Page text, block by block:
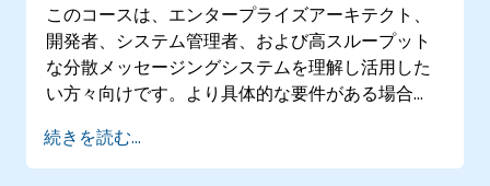
このコースは、エンタープライズアーキテクト、
開発者、システム管理者、および高スループット
な分散メッセージングシステムを理解し活用した
い方々向けです。より具体的な要件がある場合
場合など）、本コースはご要望に合わせてカスタ
マイズすることも可能です。
続きを読む...